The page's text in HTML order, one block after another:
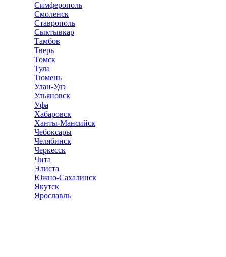
Симферополь
Смоленск
Ставрополь
Сыктывкар
Тамбов
Тверь
Томск
Тула
Тюмень
Улан-Удэ
Ульяновск
Уфа
Хабаровск
Ханты-Мансийск
Чебоксары
Челябинск
Черкесск
Чита
Элиста
Южно-Сахалинск
Якутск
Ярославль